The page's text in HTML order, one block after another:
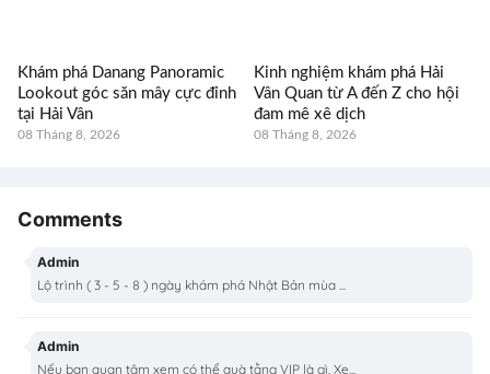
Khám phá Danang Panoramic
Lookout góc săn mây cực đỉnh
tại Hải Vân
08 Tháng 8, 2026
Kinh nghiệm khám phá Hải
Vân Quan từ A đến Z cho hội
đam mê xê dịch
08 Tháng 8, 2026
Comments
Admin
Lộ trình ( 3 - 5 - 8 ) ngày khám phá Nhật Bản mùa ...
Admin
Nếu bạn quan tâm xem có thể quà tằng VIP là gì, Xe...